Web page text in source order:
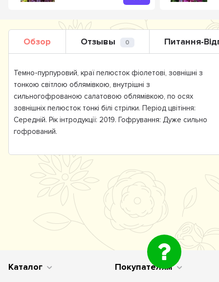
Обзор Отзывы 0 Питання-
Темно-пурпуровий, краї пелюсток фіолетові, зовнішні з
тонкою світлою облямівкою, внутрішні з
сильногофрованою салатовою облямівкою, по осях
зовнішніх пелюсток тонкі білі стрілки. Період цвітіння:
Середній. Рік інтродукції: 2019. Гофрування: Дуже сильно
гофрований.
Каталог Покупателям